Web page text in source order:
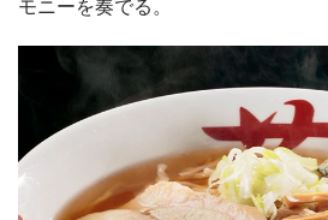
モニーを奏でる。